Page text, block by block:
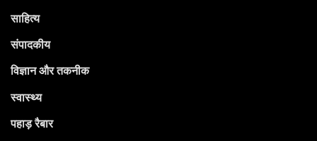
साहित्य
संपादकीय
विज्ञान और तकनीक
स्वास्थ्य
पहाड़ रैबार